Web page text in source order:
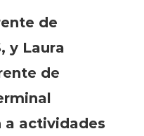
de
y Laura
de
a actividades